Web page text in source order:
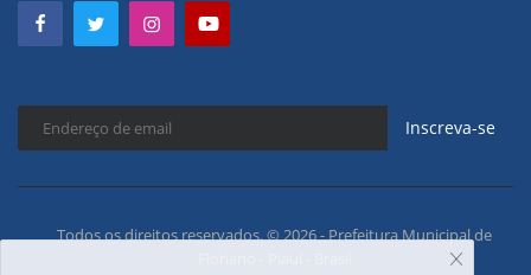
Inscreva-se
Todos os direitos reservados. © 2026 - Prefeitura Municipal de